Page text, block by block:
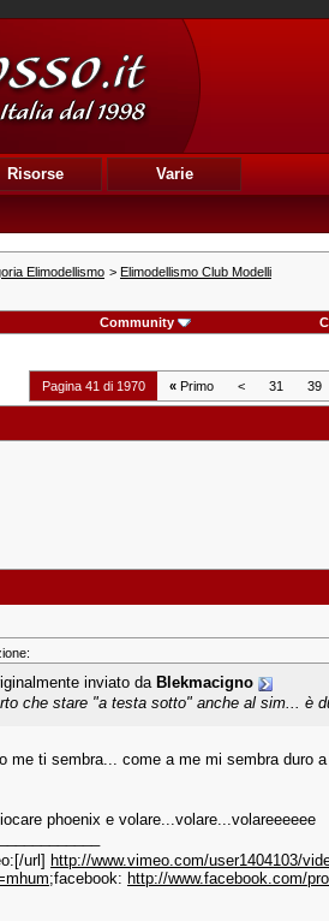
Risorse Varie
Elimodellismo > Elimodellismo Club Modelli
Community
Pagina 41 di 1970 « Primo < 31 39
inviato da Blekmacigno
che stare "a testa sotto" anche al sim... è
me ti sembra... come a me mi sembra duro
phoenix e volare...volare...volareeeeee
url] http://www.vimeo.com/user1404103/
;facebook: http://www.facebook.com/